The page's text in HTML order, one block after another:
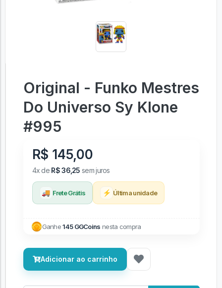
Original - Funko Mestres
Do Universo Sy Klone
#995
R$ 145,00
4x de R$ 36,25 sem juros
🚚 Frete Grátis ⚡ Última unidade
Ganhe145 GGCoins nesta compra
Adicionar ao carrinho